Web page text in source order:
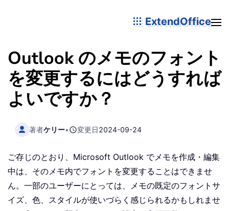
ExtendOffice
Outlook のメモのフォント
を変更するにはどうすれば
よいですか？
著者ケリー• 変更日2024-09-24
ご存じのとおり、Microsoft Outlook でメモを作成・編集
中は、そのメモ内でフォントを変更することはできませ
ん。一部のユーザーにとっては、メモの既定のフォントサ
イズ、色、スタイルが使いづらく感じられるかもしれませ